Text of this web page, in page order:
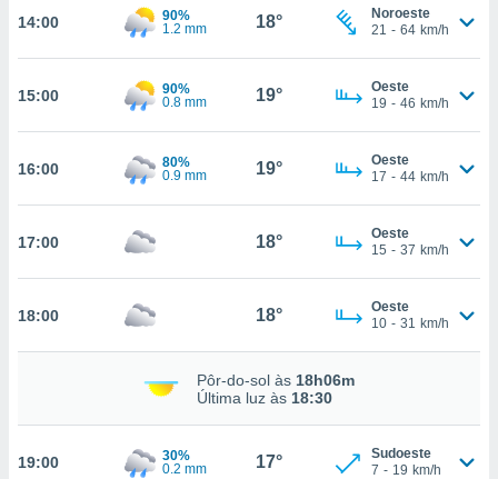
todos os
o
um perfil
e
nossa
14:00
90%
1.2 mm
18°
Noroeste
21 - 64 km/h
15:00
90%
0.8 mm
19°
Oeste
19 - 46 km/h
16:00
80%
0.9 mm
19°
Oeste
17 - 44 km/h
17:00 18°
Oeste
15 - 37 km/h
18:00 18°
Oeste
10 - 31 km/h
Pôr-do-sol às 18h06m
Última luz às 18:30
19:00
30%
0.2 mm
17°
Sudoeste
7 - 19 km/h